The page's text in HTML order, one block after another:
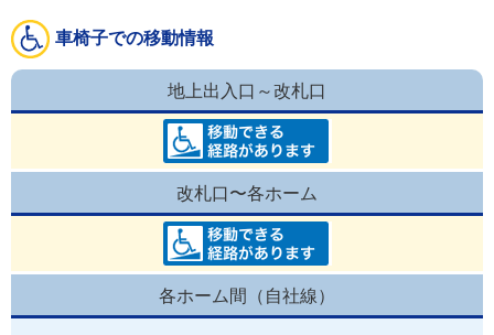
車椅子での移動情報
地上出入口～改札口
改札口〜各ホーム
各ホーム間（自社線）